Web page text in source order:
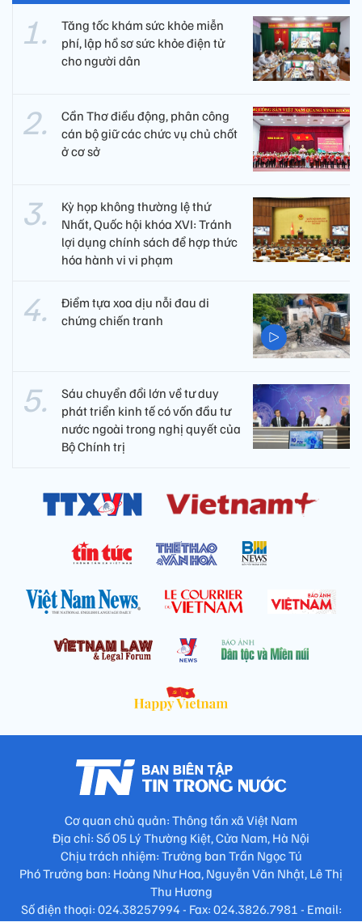
Tăng tốc khám sức khỏe miễn
phí, lập hồ sơ sức khỏe điện tử
cho người dân
Cần Thơ điều động, phân công
cán bộ giữ các chức vụ chủ chốt
ở cơ sở
Kỳ họp không thường lệ thứ
Nhất, Quốc hội khóa XVI: Tránh
lợi dụng chính sách để hợp thức
hóa hành vi vi phạm
Điểm tựa xoa dịu nỗi đau di
chứng chiến tranh
Sáu chuyển đổi lớn về tư duy
phát triển kinh tế có vốn đầu tư
nước ngoài trong nghị quyết của
Bộ Chính trị
Cơ quan chủ quản: Thông tấn xã Việt Nam
Địa chỉ: Số 05 Lý Thường Kiệt, Cửa Nam, Hà Nội
Chịu trách nhiệm: Trưởng ban Trần Ngọc Tú
Phó Trưởng ban: Hoàng Như Hoa, Nguyễn Văn Nhật, Lê Thị
Thu Hương
Số điện thoại: 024.38257994 - Fax: 024.3826.7981 - Email: